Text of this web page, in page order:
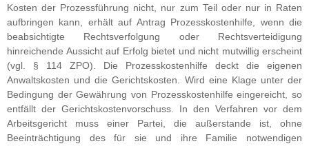
Kosten der Prozessführung nicht, nur zum Teil oder nur in Raten
aufbringen kann, erhält auf Antrag Prozesskostenhilfe, wenn die
beabsichtigte Rechtsverfolgung oder Rechtsverteidigung
hinreichende Aussicht auf Erfolg bietet und nicht mutwillig erscheint
(vgl. § 114 ZPO). Die Prozesskostenhilfe deckt die eigenen
Anwaltskosten und die Gerichtskosten. Wird eine Klage unter der
Bedingung der Gewährung von Prozesskostenhilfe eingereicht, so
entfällt der Gerichtskostenvorschuss. In den Verfahren vor dem
Arbeitsgericht muss einer Partei, die außerstande ist, ohne
Beeinträchtigung des für sie und ihre Familie notwendigen